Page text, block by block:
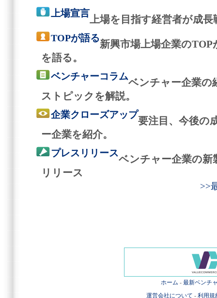
上場宣言
上場を目指す経営者が成
TOPが語る
新興市場上場企業の
を語る。
ベンチャーコラム
ベンチャー企業の
ストピックを解説。
企業クローズアップ
要注目、今後の
ー企業を紹介。
プレスリリース
ベンチャー企業の新
リリース
>>
ホーム - 最新ベンチ
運営会社について - 利用規